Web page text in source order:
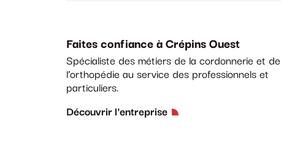
Faites confiance à Crépins Ouest
Spécialiste des métiers de la cordonnerie et de
l’orthopédie au service des professionnels et
particuliers.
Découvrir l'entreprise